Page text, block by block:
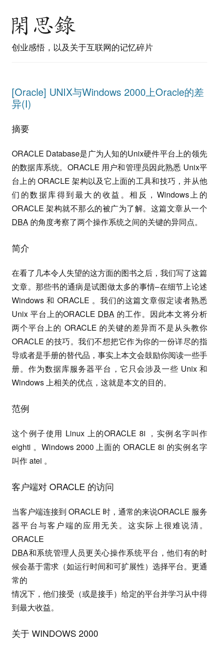
创业感悟，以及关于互联网的记忆碎片
[Oracle] UNIX与Windows 2000上Oracle的差
异(I)
摘要
ORACLE Database是广为人知的Unix硬件平台上的领先
的数据库系统。ORACLE 用户和管理员因此熟悉 Unix平
台上的 ORACLE 架构以及它上面的工具和技巧，并从他
们的数据库得到最大的收益。相反，Windows上的
ORACLE 架构就不那么的被广为了解。这篇文章从一个
DBA 的角度考察了两个操作系统之间的关键的异同点。
简介
在看了几本令人失望的这方面的图书之后，我们写了这篇
文章。那些书的通病是试图做太多的事情–在细节上论述
Windows 和 ORACLE 。我们的这篇文章假定读者熟悉
Unix 平台上的ORACLE DBA 的工作。因此本文将分析
两个平台上的 ORACLE 的关键的差异而不是从头教你
ORACLE 的技巧。我们不想把它作为你的一份详尽的指
导或者是手册的替代品，事实上本文会鼓励你阅读一些手
册。作为数据库服务器平台，它只会涉及一些 Unix 和
Windows 上相关的优点，这就是本文的目的。
范例
这个例子使用 Linux 上的ORACLE 8i ，实例名字叫作
eighti 。Windows 2000 上面的 ORACLE 8i 的实例名字
叫作 atei 。
客户端对 ORACLE 的访问
当客户端连接到 ORACLE 时，通常的来说ORACLE 服务
器平台与客户端的应用无关。这实际上很难说清。
ORACLE
DBA和系统管理人员更关心操作系统平台，他们有的时
候会基于需求（如运行时间和可扩展性）选择平台。更通
常的
情况下，他们接受（或是接手）给定的平台并学习从中得
到最大收益。
关于 WINDOWS 2000